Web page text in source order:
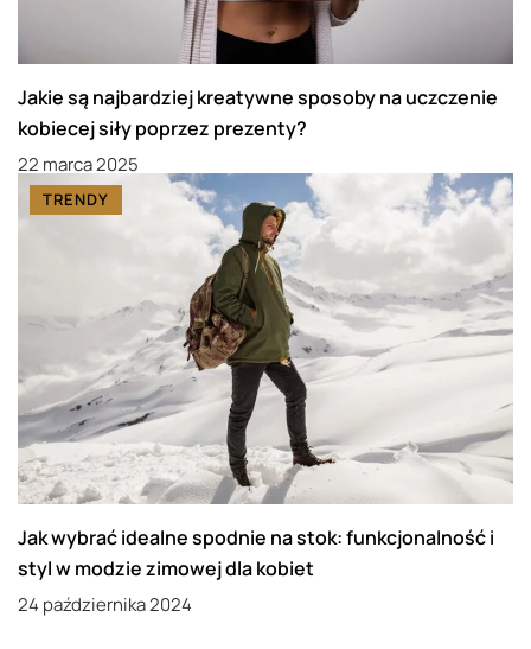
Jakie są najbardziej kreatywne sposoby na uczczenie
kobiecej siły poprzez prezenty?
22 marca 2025
TRENDY
Jak wybrać idealne spodnie na stok: funkcjonalność i
styl w modzie zimowej dla kobiet
24 października 2024